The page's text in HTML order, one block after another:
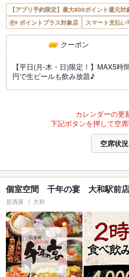
【アプリ予約限定】最大800ポイント還元対
ポイントプラス対象店
スマート支払い
クーポン
【平日(月-木・日)限定！】MAX5
円で生ビールも飲み放題♪
カレンダーの更
下記ボタンを押して空
空席状
個室空間 千年の宴 大和駅前店
居酒屋 大和